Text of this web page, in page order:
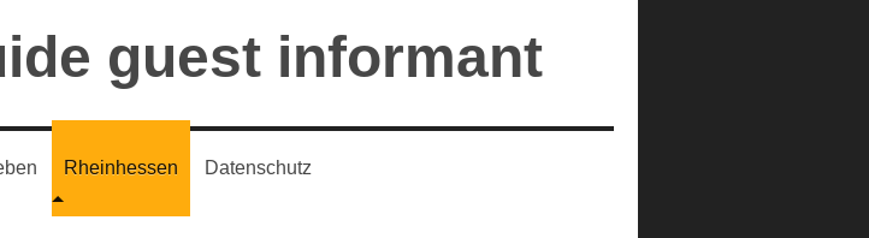
guest informant
Rheinhessen Datenschutz